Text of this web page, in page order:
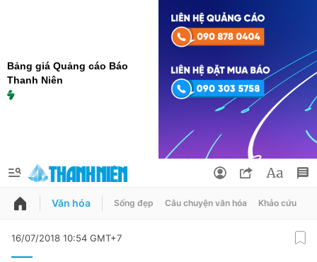
Bảng giá Quảng cáo Báo
Thanh Niên
QUẢNG CÁO
Văn hóa Sống đẹp Câu chuyện văn hóa Khảo cứu
16/07/2018 10:54 GMT+7